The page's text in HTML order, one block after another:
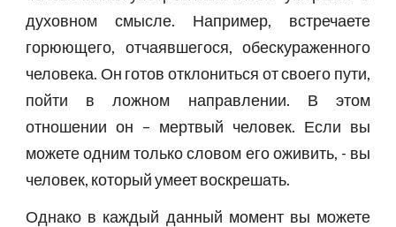
духовном смысле. Например, встречаете
горюющего, отчаявшегося, обескураженного
человека. Он готов отклониться от своего пути,
пойти в ложном направлении. В этом
отношении он – мертвый человек. Если вы
можете одним только словом его оживить, - вы
человек, который умеет воскрешать.
Однако в каждый данный момент вы можете